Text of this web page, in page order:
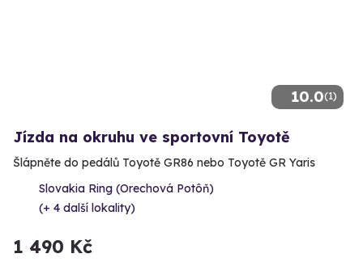
10.0(1)
Jízda na okruhu ve sportovní Toyotě
Šlápněte do pedálů Toyotě GR86 nebo Toyotě GR Yaris
Slovakia Ring (Orechová Potôň)
(+ 4 další lokality)
1 490 Kč